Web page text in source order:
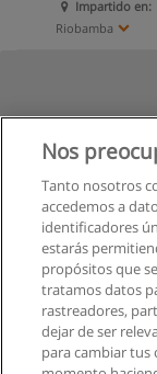
Impartido en:
Riobamba
Nos
Tanto nosotros
accedemos a
identificadores
estarás
propósitos que
tratamos datos
rastreadores,
dejar de ser
para cambiar